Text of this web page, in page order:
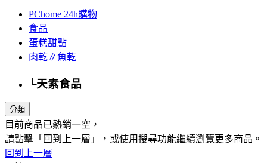
PChome 24h購物
食品
蛋糕甜點
肉乾∥魚乾
└天素食品
分類
目前商品已熱銷一空，
請點擊「回到上一層」，或使用搜尋功能繼續瀏覽更多商品。
回到上一層